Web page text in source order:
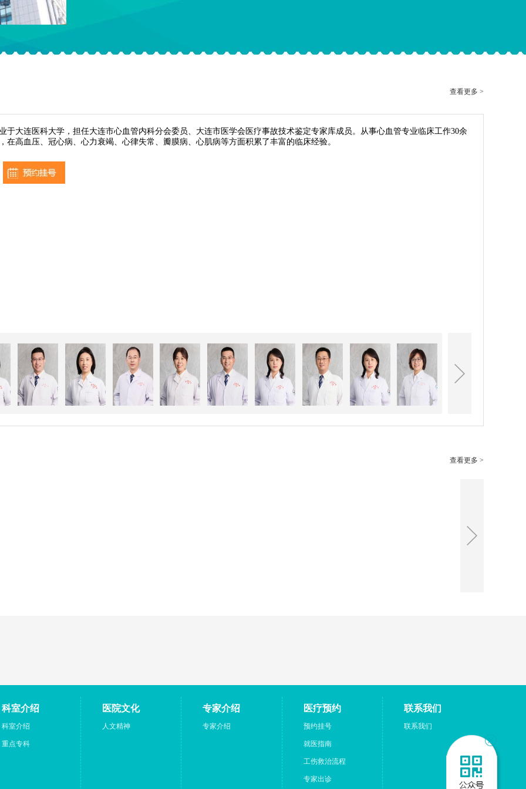
查看更多 >
于大连医科大学，担任大连市心血管内科分会委员、大连市医学会医疗事故技术鉴定专家库成员。从事心血管专业临床工作30余
在高血压、冠心病、心力衰竭、心律失常、瓣膜病、心肌病等方面积累了丰富的临床经验。
查看更多 >
科室介绍
科室介绍
重点专科
医院文化
人文精神
专家介绍
专家介绍
医疗预约
预约挂号
就医指南
工伤救治流程
专家出诊
联系我们
联系我们